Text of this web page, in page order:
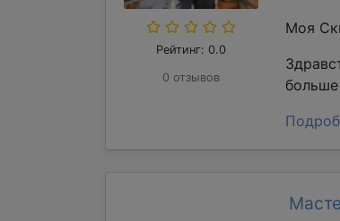
Рейтинг: 0.0
0 отзывов
Моя